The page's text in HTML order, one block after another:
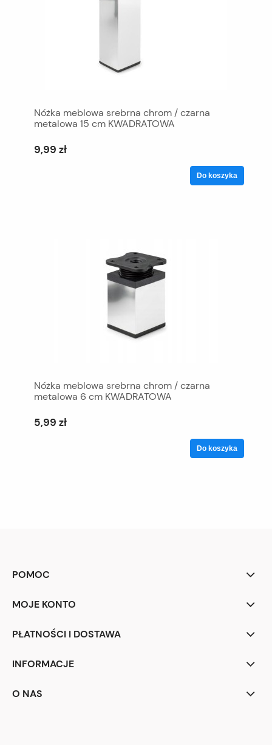
Nóżka meblowa srebrna chrom / czarna
metalowa 15 cm KWADRATOWA
9,99 zł
Do koszyka
Nóżka meblowa srebrna chrom / czarna
metalowa 6 cm KWADRATOWA
5,99 zł
Do koszyka
POMOC
MOJE KONTO
PŁATNOŚCI I DOSTAWA
INFORMACJE
O NAS